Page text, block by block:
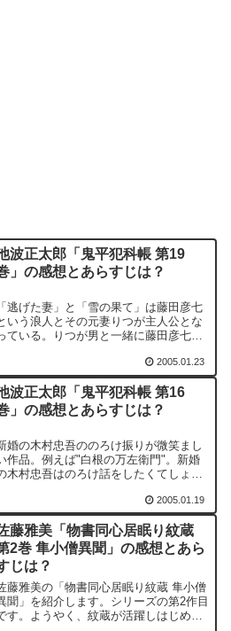
波正太郎「鬼平犯科帳 第19
」の感想とあらすじは？
「逃げた妻」と「雪の果て」は藤田彦七
いう浪人とその元妻りつが主人公とな
ている。りつが男と一緒に藤田彦七の
2005.01.23
波正太郎「鬼平犯科帳 第16
」の感想とあらすじは？
婚の木村忠吾ののろけ振りが微笑まし
作品。例えば"白根の万左衛門"。新婚
木村忠吾はのろけ話をしたくてしょう
に、のろけ話を聞かせる相手がいなくな
た忠吾が、こともあろうに平蔵にのろ
始めた。
2005.01.19
藤雅美「物書同心居眠り紋蔵
2巻 隼小僧異聞」の感想とあら
じは？
藤雅美の「物書同心居眠り紋蔵 隼小僧
聞」を紹介します。シリーズの第2作目
す。ようやく、紋蔵が活躍しはじめる